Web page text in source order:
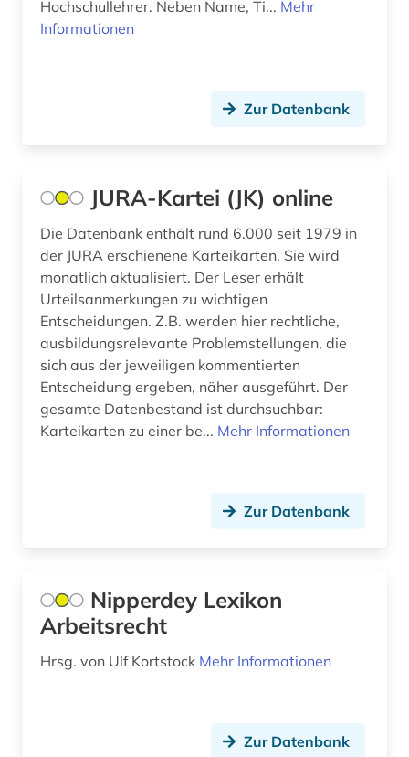
bosnien-herzegowina (1)
buchgeschichte (1)
buchhandel (3)
buchhändler (1)
buchwesen (1)
bulgarisch (1)
bundes-angestelltentarifvertrag (3)
bundesangestelltentarif (1)
bundesdatenschutzgesetz (2)
Hochschullehrer. Neben Name, Ti... Mehr
Informationen
Zur Datenbank
JURA-Kartei (JK) online
Die Datenbank enthält rund 6.000 seit 1979 in
der JURA erschienene Karteikarten. Sie wird
monatlich aktualisiert. Der Leser erhält
Urteilsanmerkungen zu wichtigen
Entscheidungen. Z.B. werden hier rechtliche,
ausbildungsrelevante Problemstellungen, die
sich aus der jeweiligen kommentierten
Entscheidung ergeben, näher ausgeführt. Der
gesamte Datenbestand ist durchsuchbar:
Karteikarten zu einer be... Mehr Informationen
Zur Datenbank
Nipperdey Lexikon
Arbeitsrecht
Hrsg. von Ulf Kortstock Mehr Informationen
Zur Datenbank